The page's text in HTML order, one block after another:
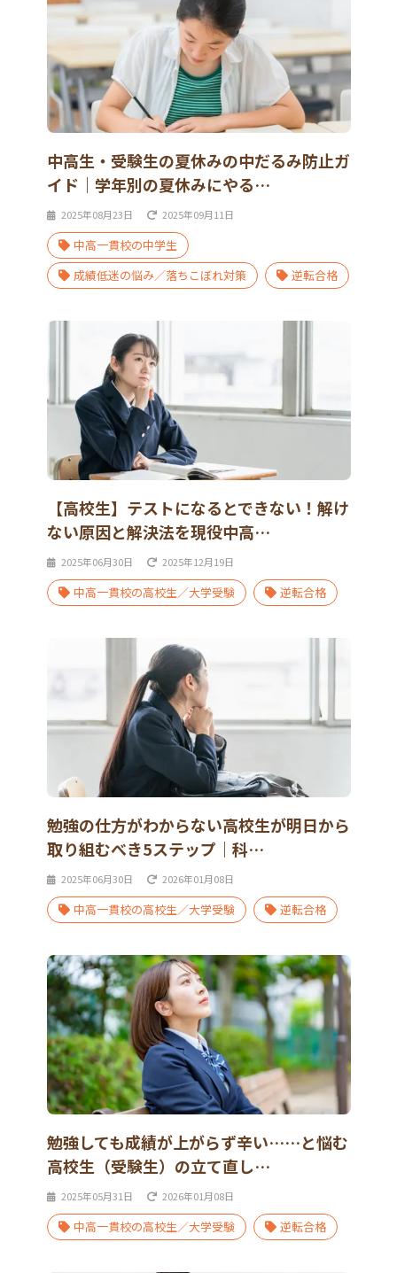
中高生・受験生の夏休みの中だるみ防止ガ
イド｜学年別の夏休みにやる…
2025年08月23日 2025年09月11日
中高一貫校の中学生
成績低迷の悩み／落ちこぼれ対策
逆転合格
【高校生】テストになるとできない！解け
ない原因と解決法を現役中高…
2025年06月30日 2025年12月19日
中高一貫校の高校生／大学受験 逆転合格
勉強の仕方がわからない高校生が明日から
取り組むべき5ステップ｜科…
2025年06月30日 2026年01月08日
中高一貫校の高校生／大学受験 逆転合格
勉強しても成績が上がらず辛い……と悩む
高校生（受験生）の立て直し…
2025年05月31日 2026年01月08日
中高一貫校の高校生／大学受験 逆転合格